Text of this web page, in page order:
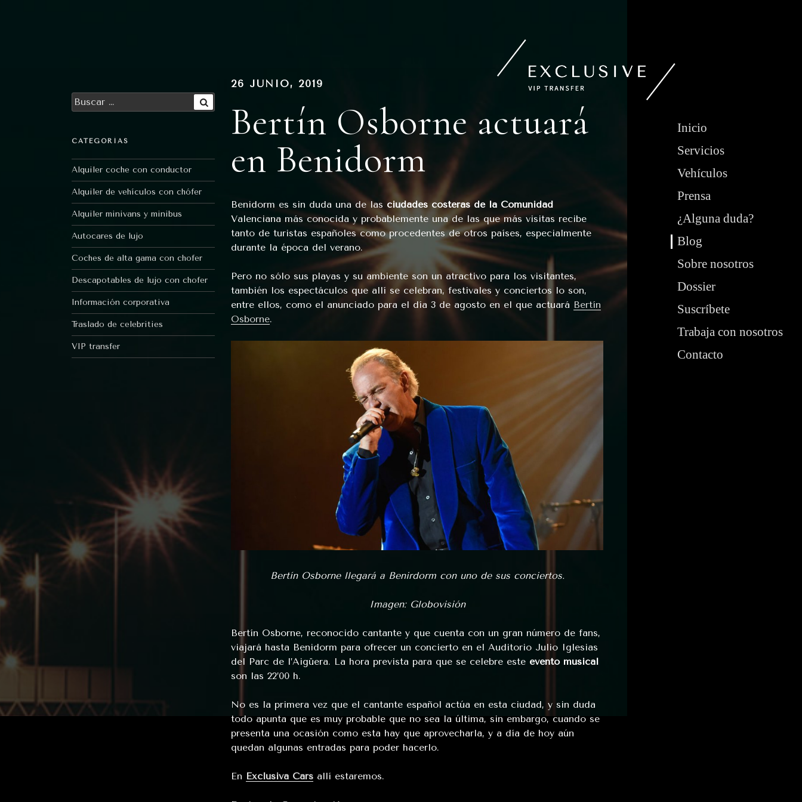
Inicio
Servicios
Vehículos
Prensa
¿Alguna duda?
Blog
Sobre nosotros
Dossier
Suscríbete
Trabaja con nosotros
Contacto
26 JUNIO, 2019
Bertín Osborne actuará
en Benidorm
Benidorm es sin duda una de las ciudades costeras de la Comunidad
Valenciana más conocida y probablemente una de las que más visitas recibe
tanto de turistas españoles como procedentes de otros países, especialmente
durante la época del verano.
Pero no sólo sus playas y su ambiente son un atractivo para los visitantes,
también los espectáculos que allí se celebran, festivales y conciertos lo son,
entre ellos, como el anunciado para el día 3 de agosto en el que actuará Bertín
Osborne.
Bertín Osborne llegará a Benirdorm con uno de sus conciertos.
Imagen: Globovisión
Bertín Osborne, reconocido cantante y que cuenta con un gran número de fans,
viajará hasta Benidorm para ofrecer un concierto en el Auditorio Julio Iglesias
del Parc de l’Aigüera. La hora prevista para que se celebre este evento musical
son las 22’00 h.
No es la primera vez que el cantante español actúa en esta ciudad, y sin duda
todo apunta que es muy probable que no sea la última, sin embargo, cuando se
presenta una ocasión como esta hay que aprovecharla, y a día de hoy aún
quedan algunas entradas para poder hacerlo.
En Exclusiva Cars allí estaremos.
Buscar
por:
CATEGORÍAS
Alquiler coche con conductor
Alquiler de vehículos con chófer
Alquiler minivans y minibus
Autocares de lujo
Coches de alta gama con chofer
Descapotables de lujo con chofer
Información corporativa
Traslado de celebrities
VIP transfer